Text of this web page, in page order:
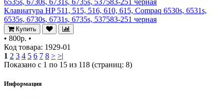
Клавиатура HP 511, 515, 516, 610, 615, Compaq 6530s, 6531s,
6535s, 6730s, 6731s, 6735s, 537583-251 черная
Купить
• 800р. •
Код товара: 1929-01
1 2 3 4 5 6 7 8 > >|
Показано с 1 по 15 из 118 (страниц: 8)
Информация